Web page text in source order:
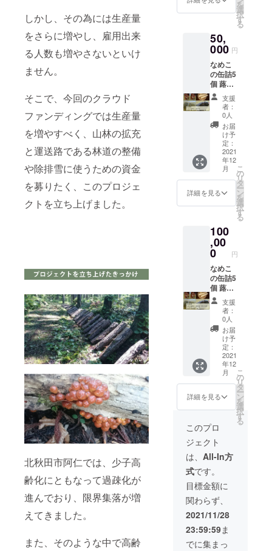
しかし、その為には生産量
をさらに増やし、雇用出来
る人数も増やさないといけ
ません。
そこで、今回のクラウド
ファンディングでは生産量
を増やすべく、山林の拡充
と運送路である林道の整備
や除排雪に使うための資金
を募りたく、このプロジェ
クトを立ち上げました。
北秋田市阿仁では、少子高
齢化にともなって過疎化が
進んでおり、限界集落が増
えてきました。
また、そのような中で高齢
を
選
択
す
る
50,
000 円
なめこ
の缶詰5
個 蕗水
煮5個
長芋5k
一箱 干
しぜん
まい
（100g
入り）3
支援
者：
0人
お届
け予
定：
2021
年12
月
詳細を見る
こ
の
リ
タ
ー
ン
を
選
択
す
る
100
,00
0 円
なめこ
の缶詰5
個 蕗水
煮5個
長芋10
㌔一箱
干しぜ
んまい
（100g
入り）3
個 あき
たこま
ち10kg
入り1袋
支援
者：
0人
お届
け予
定：
2021
年12
月
詳細を見る
こ
の
リ
タ
ー
ン
を
選
択
す
る
このプロ
ジェクト
は、 All-In方
式です。
目標金額に
関わらず、
2021/11/28
23:59:59ま
でに集まっ